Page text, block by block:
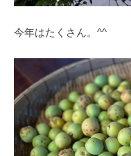
今年はたくさん。^^